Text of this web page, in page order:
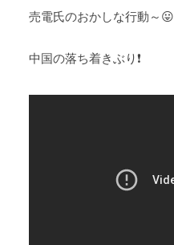
売電氏のおかしな行動～😛
中国の落ち着きぶり❗